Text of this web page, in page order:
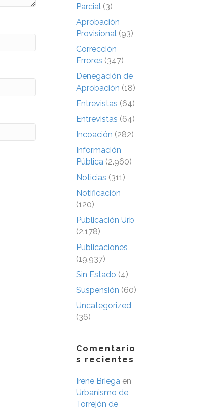
Parcial (3)
Aprobación
Provisional (93)
Corrección
Errores (347)
Denegación de
Aprobación (18)
Entrevistas (64)
Entrevistas (64)
Incoación (282)
Información
Pública (2.960)
Noticias (311)
Notificación
(120)
Publicación Urb
(2.178)
Publicaciones
(19.937)
Sin Estado (4)
Suspensión (60)
Uncategorized
(36)
Comentario
s recientes
Irene Briega en
Urbanismo de
Torrejón de